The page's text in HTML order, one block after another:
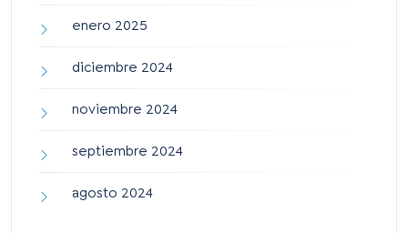
enero 2025
diciembre 2024
noviembre 2024
septiembre 2024
agosto 2024